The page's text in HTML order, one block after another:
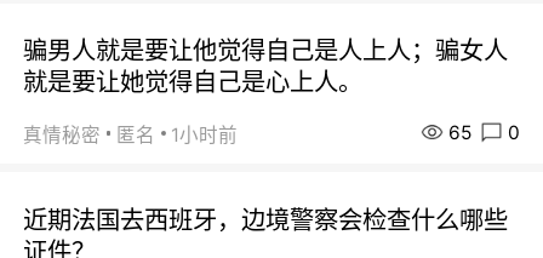
骗男人就是要让他觉得自己是人上人；骗女人
就是要让她觉得自己是心上人。
真情秘密 匿名 1小时前 65 0
近期法国去西班牙，边境警察会检查什么哪些
证件？